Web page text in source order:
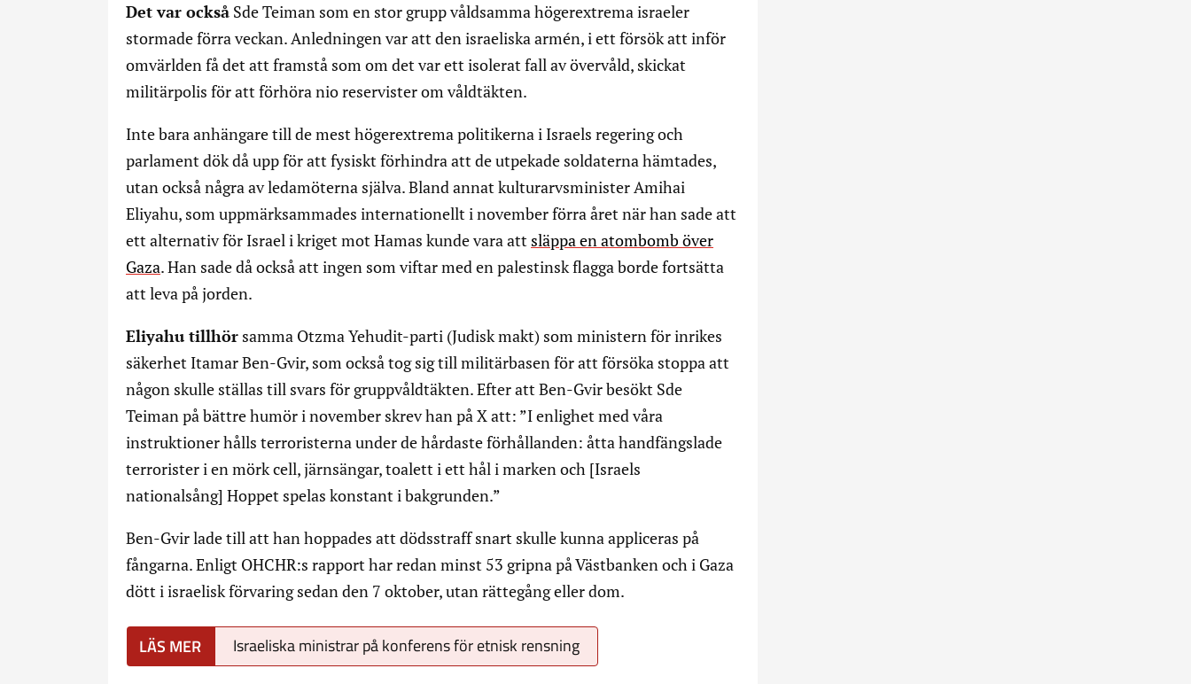
Det var också Sde Teiman som en stor grupp våldsamma högerextrema israeler
stormade förra veckan. Anledningen var att den israeliska armén, i ett försök att inför
omvärlden få det att framstå som om det var ett isolerat fall av övervåld, skickat
militärpolis för att förhöra nio reservister om våldtäkten.
Inte bara anhängare till de mest högerextrema politikerna i Israels regering och
parlament dök då upp för att fysiskt förhindra att de utpekade soldaterna hämtades,
utan också några av ledamöterna själva. Bland annat kulturarvsminister Amihai
Eliyahu, som uppmärksammades internationellt i november förra året när han sade att
ett alternativ för Israel i kriget mot Hamas kunde vara att släppa en atombomb över
Gaza. Han sade då också att ingen som viftar med en palestinsk flagga borde fortsätta
att leva på jorden.
Eliyahu tillhör samma Otzma Yehudit-parti (Judisk makt) som ministern för inrikes
säkerhet Itamar Ben-Gvir, som också tog sig till militärbasen för att försöka stoppa att
någon skulle ställas till svars för gruppvåldtäkten. Efter att Ben-Gvir besökt Sde
Teiman på bättre humör i november skrev han på X att: ”I enlighet med våra
instruktioner hålls terroristerna under de hårdaste förhållanden: åtta handfängslade
terrorister i en mörk cell, järnsängar, toalett i ett hål i marken och [Israels
nationalsång] Hoppet spelas konstant i bakgrunden.”
Ben-Gvir lade till att han hoppades att dödsstraff snart skulle kunna appliceras på
fångarna. Enligt OHCHR:s rapport har redan minst 53 gripna på Västbanken och i Gaza
dött i israelisk förvaring sedan den 7 oktober, utan rättegång eller dom.
Israeliska ministrar på konferens för etnisk rensning